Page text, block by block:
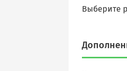
Выберите